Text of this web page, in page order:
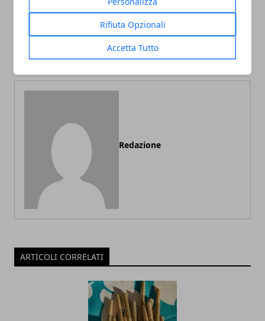
Rifiuta Opzionali
Accetta Tutto
Articolo Precedente
Pronto soccorso per denti:
tutto ciò che c'è da sapere
Articolo Successivo
Sintomi della menopausa:
come accorgersi di averla
Redazione
ARTICOLI CORRELATI